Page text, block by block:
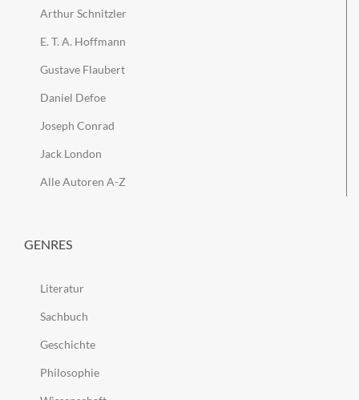
Arthur Schnitzler
E. T. A. Hoffmann
Gustave Flaubert
Daniel Defoe
Joseph Conrad
Jack London
Alle Autoren A-Z
GENRES
Literatur
Sachbuch
Geschichte
Philosophie